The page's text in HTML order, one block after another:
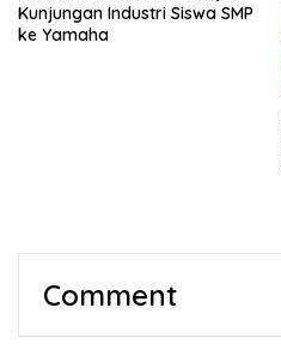
Kunjungan Industri Siswa SMP
ke Yamaha
Comment